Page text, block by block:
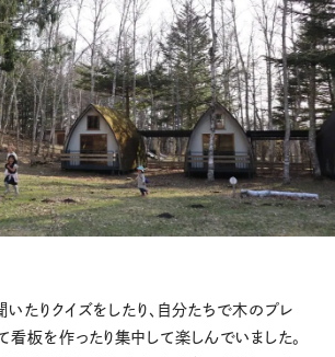
いたりクイズをしたり、自分たちで木のプレ
看板を作ったり集中して楽しんでいました。